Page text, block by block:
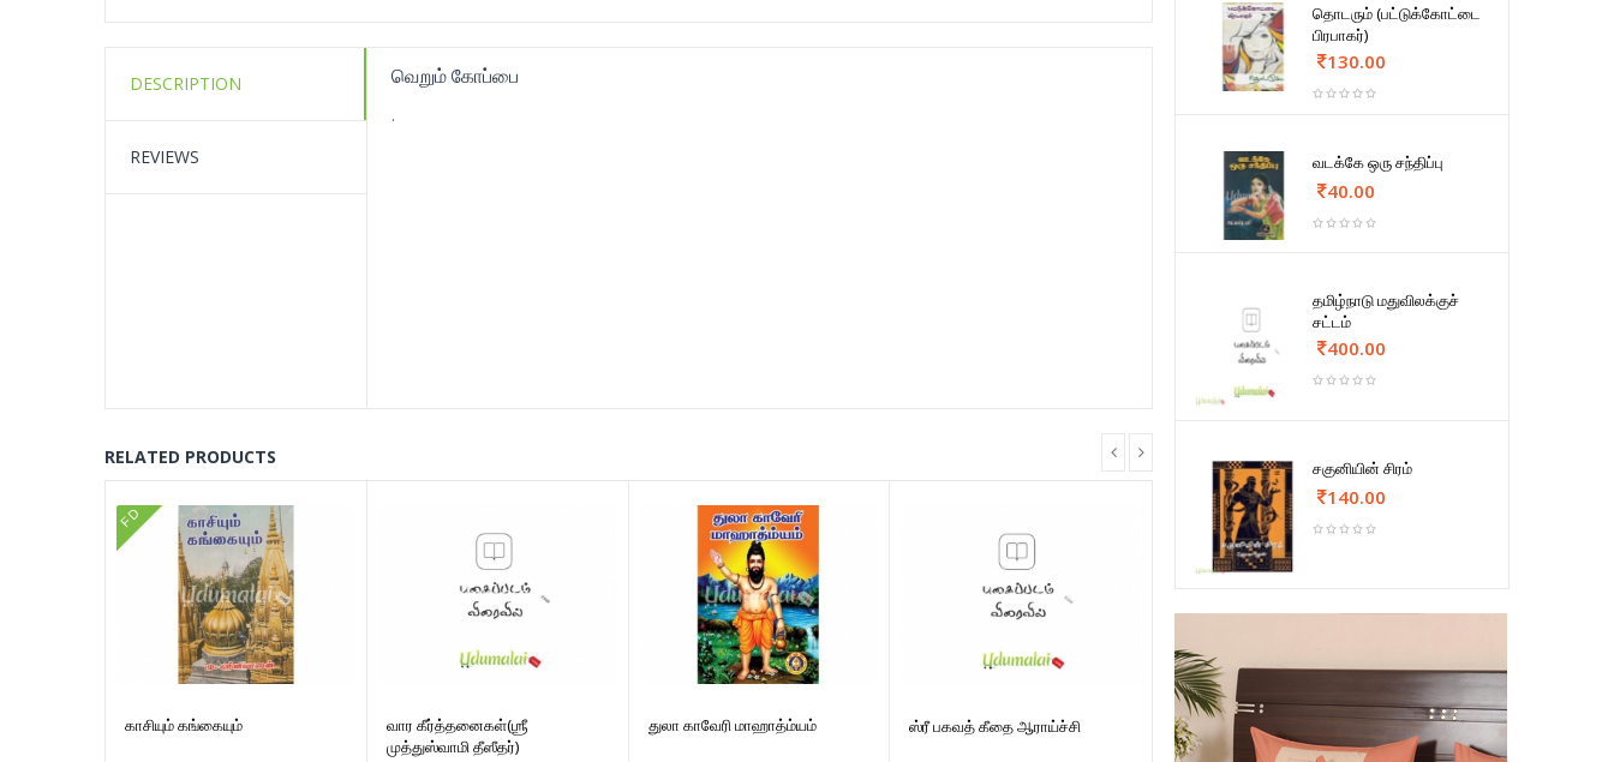
DESCRIPTION
REVIEWS
வெறும் கோப்பை
.
RELATED PRODUCTS
FD
காசியும் கங்கையும்
வார கீர்த்தனைகள்(ஶ்ரீ
முத்துஸ்வாமி தீஸீதர்)
துலா காவேரி மாஹாத்ம்யம் ஸ்ரீ பகவத் கீதை ஆராய்ச்சி
தொடரும் (பட்டுக்கோட்டை
பிரபாகர்)
130.00
வடக்கே ஒரு சந்திப்பு
40.00
தமிழ்நாடு மதுவிலக்குச்
சட்டம்
400.00
சகுனியின் சிரம்
140.00